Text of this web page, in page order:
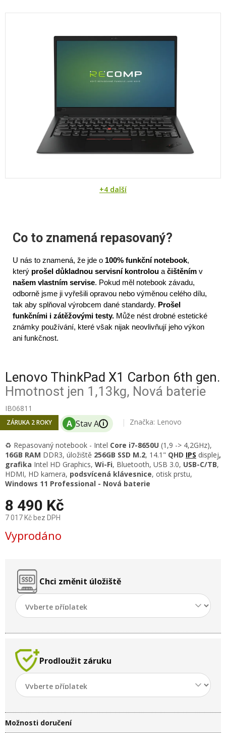
+4 další
Co to znamená repasovaný?
U nás to znamená, že jde o 100% funkční notebook,
který prošel důkladnou servisní kontrolou a čištěním v
našem vlastním servise. Pokud měl notebook závadu,
odborně jsme ji vyřešili opravou nebo výměnou celého dílu,
tak aby splňoval výrobcem dané standardy. Prošel
funkčními i zátěžovými testy. Může nést drobné estetické
známky používání, které však nijak neovlivňují jeho výkon
ani funkčnost.
Lenovo ThinkPad X1 Carbon 6th gen.
Hmotnost jen 1,13kg, Nová baterie
IB06811
ZÁRUKA 2 ROKY i Značka: Lenovo
♻️ Repasovaný notebook - Intel Core i7-8650U (1,9 -> 4,2GHz),
16GB RAM DDR3, úložiště 256GB SSD M.2, 14.1" QHD IPS displej,
grafika Intel HD Graphics, Wi-Fi, Bluetooth, USB 3.0, USB-C/TB,
HDMI, HD kamera, podsvícená klávesnice, otisk prstu,
Windows 11 Professional - Nová baterie
8 490 Kč
7 017 Kč bez DPH
Měrná
cena:
Vyprodáno
Chci změnit úložiště
Prodloužit záruku
Možnosti doručení